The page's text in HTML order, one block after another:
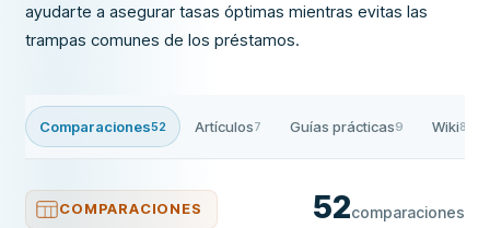
ayudarte a asegurar tasas óptimas mientras evitas las
trampas comunes de los préstamos.
Comparaciones52 Artículos7 Guías prácticas9 Wiki8
COMPARACIONES 52comparaciones